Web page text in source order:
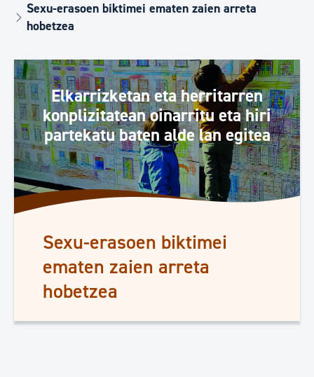
Sexu-erasoen biktimei ematen zaien arreta
hobetzea
Elkarrizketan eta herritarren
konplizitatean oinarritu eta hiri
partekatu baten alde lan egitea
Sexu-erasoen biktimei
ematen zaien arreta
hobetzea